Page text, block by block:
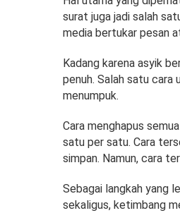
surat juga jadi salah
media bertukar pesan
Kadang karena asyik
penuh. Salah satu cara
menumpuk.
Cara menghapus
satu per satu. Cara
simpan. Namun, cara
Sebagai langkah yang
sekaligus, ketimbang